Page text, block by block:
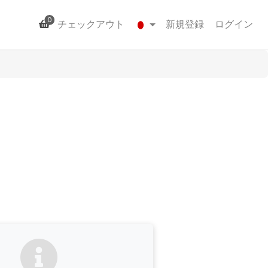
0 チェックアウト 新規登録 ログイン